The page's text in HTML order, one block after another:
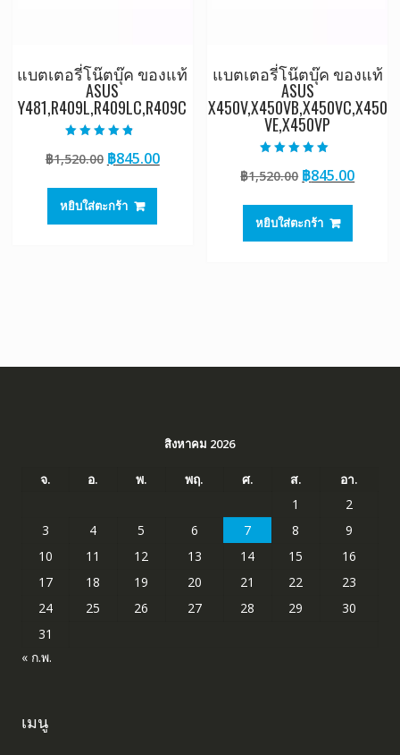
แบตเตอรี่โน๊ตบุ๊ค ของแท้
ASUS
Y481,R409L,R409LC,R409C
4.50
ตั้งแต่ 1-5
฿1,520.00 Original
was:
฿1,520.00.
฿845.00Current
หยิบใส่ตะกร้า
แบตเตอรี่โน๊ตบุ๊ค ของแท้
ASUS
X450V,X450VB,X450VC,X450
VE,X450VP
5.00
ตั้งแต่ 1-5
฿1,520.00 Original
was:
฿1,520.00.
฿845.00
หยิบใส่ตะกร้า
สิงหาคม 2026
จ. อ. พ. พฤ. ศ. ส.
อา.
1
2
3
4 5 6 7 8
9
10
11 12 13 14 15
16
17
18 19 20 21 22
23
24
25 26 27 28 29
30
31
« ก.พ.
เมนู